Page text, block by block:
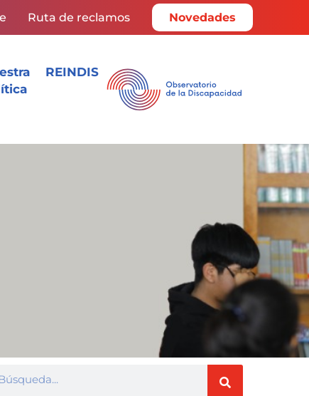
Ruta de reclamos Novedades
REINDIS